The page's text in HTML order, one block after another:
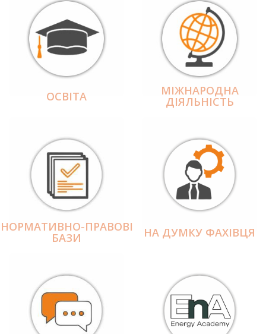
ОСВІТА МІЖНАРОДНА
ДІЯЛЬНІCТЬ
НОРМАТИВНО-ПРАВОВІ
БАЗИ НА ДУМКУ ФАХІВЦЯ